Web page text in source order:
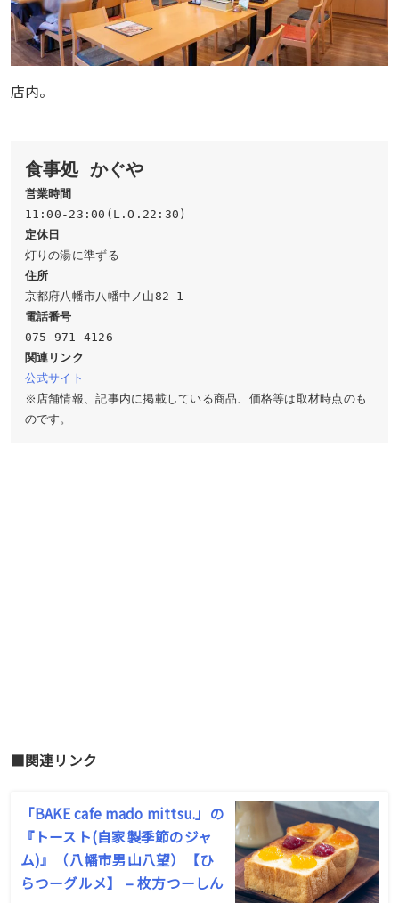
店内。
食事処 かぐや
営業時間
定休日
住所
電話番号
関連リンク
公式サイト
※店舗情報、記事内に掲載している商品、価格等は取材時点のも
のです。
■関連リンク
「BAKE cafe mado mittsu.」の
『トースト(自家製季節のジャ
ム)』（八幡市男山八望）【ひ
らつーグルメ】 – 枚方つーしん